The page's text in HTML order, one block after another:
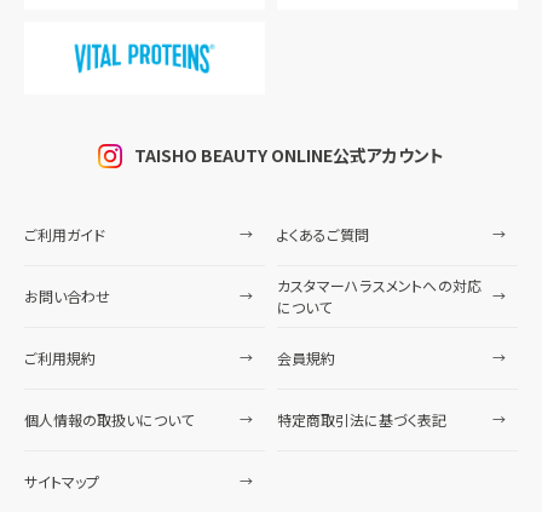
TAISHO BEAUTY ONLINE公式アカウント
ご利用ガイド よくあるご質問
お問い合わせ
カスタマーハラスメントへの対応
について
ご利用規約 会員規約
個人情報の取扱いについて 特定商取引法に基づく表記
サイトマップ